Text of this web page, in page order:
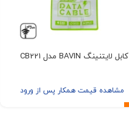
کابل لایتنینگ BAVIN مدل CB221
مشاهده قیمت همکار پس از ورود